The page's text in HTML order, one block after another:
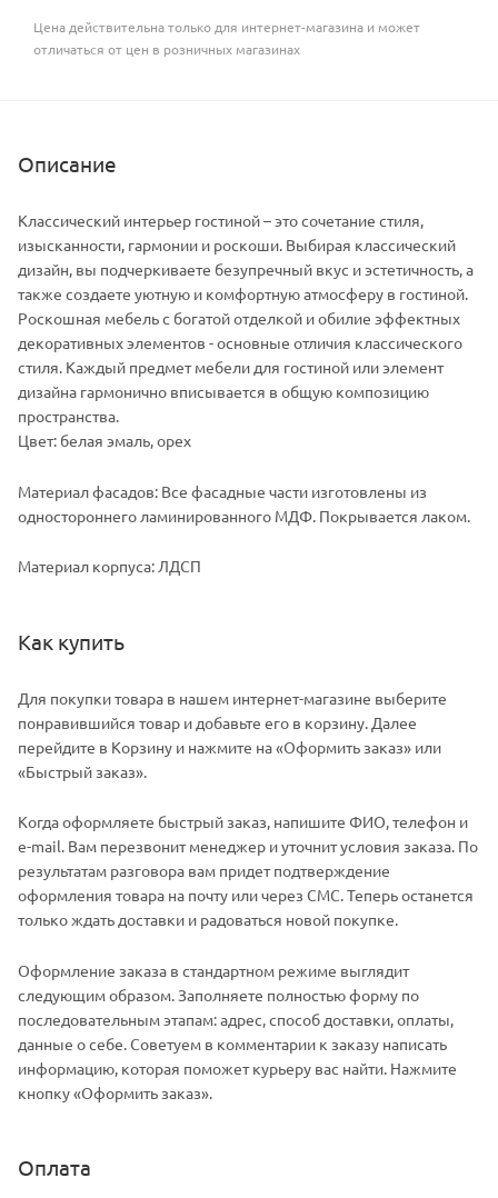
Цена действительна только для интернет-магазина и может
отличаться от цен в розничных магазинах
Описание
Классический интерьер гостиной – это сочетание стиля,
изысканности, гармонии и роскоши. Выбирая классический
дизайн, вы подчеркиваете безупречный вкус и эстетичность, а
также создаете уютную и комфортную атмосферу в гостиной.
Роскошная мебель с богатой отделкой и обилие эффектных
декоративных элементов - основные отличия классического
стиля. Каждый предмет мебели для гостиной или элемент
дизайна гармонично вписывается в общую композицию
пространства.
Цвет: белая эмаль, орех
Материал фасадов: Все фасадные части изготовлены из
одностороннего ламинированного МДФ. Покрывается лаком.
Материал корпуса: ЛДСП
Как купить
Для покупки товара в нашем интернет-магазине выберите
понравившийся товар и добавьте его в корзину. Далее
перейдите в Корзину и нажмите на «Оформить заказ» или
«Быстрый заказ».
Когда оформляете быстрый заказ, напишите ФИО, телефон и
e-mail. Вам перезвонит менеджер и уточнит условия заказа. По
результатам разговора вам придет подтверждение
оформления товара на почту или через СМС. Теперь останется
только ждать доставки и радоваться новой покупке.
Оформление заказа в стандартном режиме выглядит
следующим образом. Заполняете полностью форму по
последовательным этапам: адрес, способ доставки, оплаты,
данные о себе. Советуем в комментарии к заказу написать
информацию, которая поможет курьеру вас найти. Нажмите
кнопку «Оформить заказ».
Оплата